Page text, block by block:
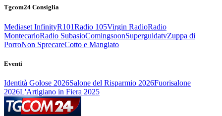
Tgcom24 Consiglia
Mediaset InfinityR101Radio 105Virgin RadioRadio
MontecarloRadio SubasioComingsoonSuperguidatvZuppa di
PorroNon SprecareCotto e Mangiato
Eventi
Identità Golose 2026Salone del Risparmio 2026Fuorisalone
2026L'Artigiano in Fiera 2025